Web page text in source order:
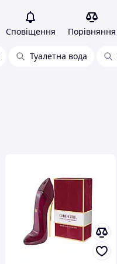
Сповіщення Порівняння
Туалетна вода